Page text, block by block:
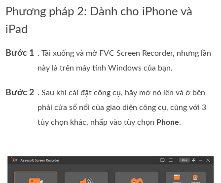
Phương pháp 2: Dành cho iPhone và
iPad
Bước 1 . Tải xuống và mở FVC Screen Recorder, nhưng lần
này là trên máy tính Windows của bạn.
Bước 2 . Sau khi cài đặt công cụ, hãy mở nó lên và ở bên
phải cửa sổ nổi của giao diện công cụ, cùng với 3
tùy chọn khác, nhấp vào tùy chọn Phone.